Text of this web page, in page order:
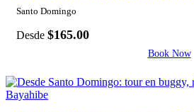
Santo Domingo
Desde $165.00
Book Now